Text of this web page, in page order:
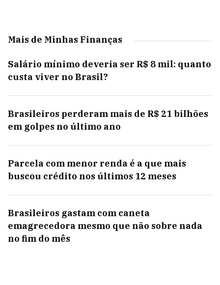
Mais de Minhas Finanças
Salário mínimo deveria ser R$ 8 mil: quanto
custa viver no Brasil?
Brasileiros perderam mais de R$ 21 bilhões
em golpes no último ano
Parcela com menor renda é a que mais
buscou crédito nos últimos 12 meses
Brasileiros gastam com caneta
emagrecedora mesmo que não sobre nada
no fim do mês